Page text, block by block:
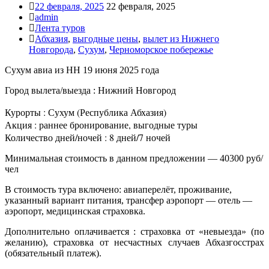
22 февраля, 2025 22 февраля, 2025
admin
Лента туров
Абхазия, выгодные цены, вылет из Нижнего
Новгорода, Сухум, Черноморское побережье
Сухум авиа из НН 19 июня 2025 года
Город вылета/выезда : Нижний Новгород
Курорты : Сухум (Республика Абхазия)
Акция : раннее бронирование, выгодные туры
Количество дней/ночей : 8 дней/7 ночей
Минимальная стоимость в данном предложении — 40300 руб/
чел
В стоимость тура включено: авиаперелёт, проживание,
указанный вариант питания, трансфер аэропорт — отель —
аэропорт, медицинская страховка.
Дополнительно оплачивается : страховка от «невыезда» (по
желанию), страховка от несчастных случаев Абхазгосстрах
(обязательный платеж).